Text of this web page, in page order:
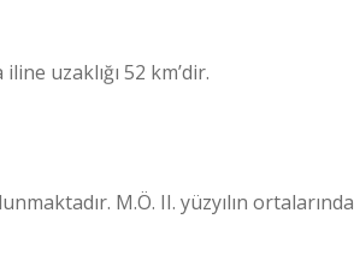
uzaklığı 52 km’dir.
M.Ö. II. yüzyılın ortalarında